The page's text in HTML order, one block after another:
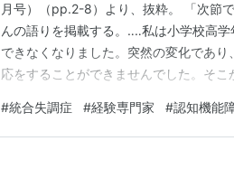
月号）（pp.2-8）より、抜粋。 「次節
んの語りを掲載する。‥‥私は小学校高
できなくなりました。突然の変化であ
応をすることができませんでした。そ
がらの高校生活でした。‥‥高校卒業後
やがて幻聴も落ち着いてきて、一般の
#統合失調症 #経験専門家 #認知機能